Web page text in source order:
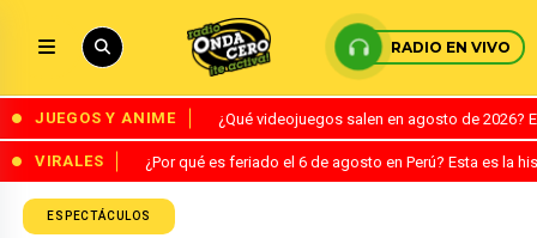
RADIO EN VIVO
JUEGOS Y ANIME ¿Qué videojuegos salen en agosto de
VIRALES ¿Por qué es feriado el 6 de agosto en Perú? Esta es la
ESPECTÁCULOS